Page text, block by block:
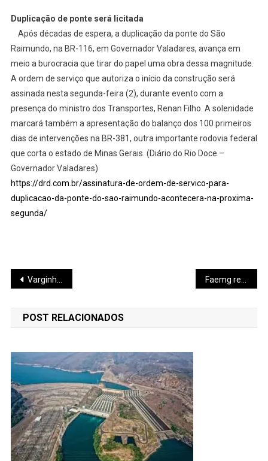
Duplicação de ponte será licitada
Após décadas de espera, a duplicação da ponte do São
Raimundo, na BR-116, em Governador Valadares, avança em
meio a burocracia que tirar do papel uma obra dessa magnitude.
A ordem de serviço que autoriza o início da construção será
assinada nesta segunda-feira (2), durante evento com a
presença do ministro dos Transportes, Renan Filho. A solenidade
marcará também a apresentação do balanço dos 100 primeiros
dias de intervenções na BR-381, outra importante rodovia federal
que corta o estado de Minas Gerais. (Diário do Rio Doce –
Governador Valadares)
https://drd.com.br/assinatura-de-ordem-de-servico-para-
duplicacao-da-ponte-do-sao-raimundo-acontecera-na-proxima-
segunda/
Navegação
de
Post
Varginha lidera exportações em Minas
POST RELACIONADOS